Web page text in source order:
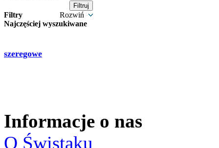
Filtry
Rozwiń
Najczęściej wyszukiwane
szeregowe
Informacje o nas
O Świstaku